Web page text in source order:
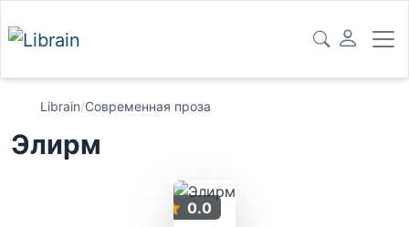
Librain/Современная проза
Элирм
0.0